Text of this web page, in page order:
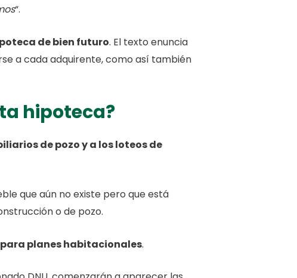
“.
de bien futuro. El texto enuncia
a cada adquirente, como así también
hipoteca?
de pozo y a los loteos de
que aún no existe pero que está
o de pozo.
planes habitacionales.